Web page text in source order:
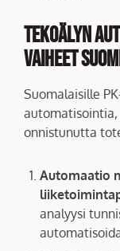
Tekoälyn
Vaiheet
Suomalaisille
onnistunutta
Automaatio
analyysi